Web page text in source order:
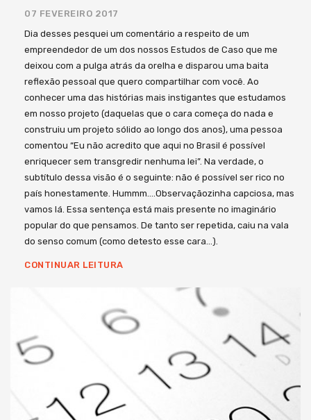
07 FEVEREIRO 2017
Dia desses pesquei um comentário a respeito de um
empreendedor de um dos nossos Estudos de Caso que me
deixou com a pulga atrás da orelha e disparou uma baita
reflexão pessoal que quero compartilhar com você. Ao
conhecer uma das histórias mais instigantes que estudamos
em nosso projeto (daquelas que o cara começa do nada e
construiu um projeto sólido ao longo dos anos), uma pessoa
comentou “Eu não acredito que aqui no Brasil é possível
enriquecer sem transgredir nenhuma lei”. Na verdade, o
subtítulo dessa visão é o seguinte: não é possível ser rico no
país honestamente. Hummm….Observaçãozinha capciosa, mas
vamos lá. Essa sentença está mais presente no imaginário
popular do que pensamos. De tanto ser repetida, caiu na vala
do senso comum (como detesto esse cara…).
CONTINUAR LEITURA